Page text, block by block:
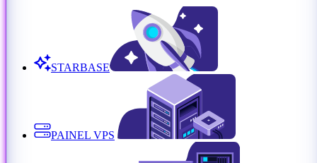
STARBASE
PAINEL VPS